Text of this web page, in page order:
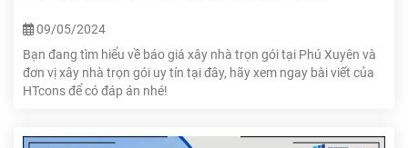
09/05/2024
Bạn đang tìm hiểu về báo giá xây nhà trọn gói tại Phú Xuyên và
đơn vị xây nhà trọn gói uy tín tại đây, hãy xem ngay bài viết của
HTcons để có đáp án nhé!